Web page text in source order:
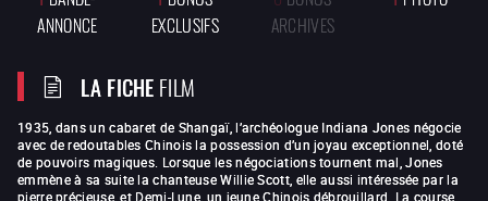
ANNONCE
EXCLUSIFS
ARCHIVES
LA FICHEFILM
1935, dans un cabaret de Shangaï, l’archéologue Indiana Jones négocie
avec de redoutables Chinois la possession d’un joyau exceptionnel, doté
de pouvoirs magiques. Lorsque les négociations tournent mal, Jones
emmène à sa suite la chanteuse Willie Scott, elle aussi intéressée par la
pierre précieuse, et Demi-Lune, un jeune Chinois débrouillard. La course